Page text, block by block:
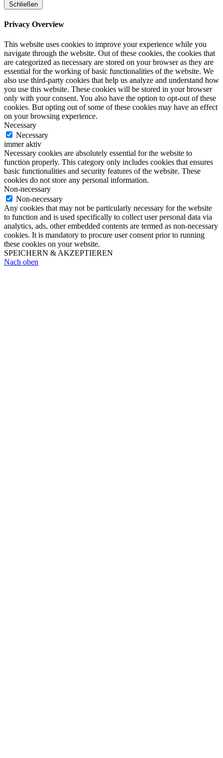
Schließen
Privacy Overview
This website uses cookies to improve your experience while you
navigate through the website. Out of these cookies, the cookies that
are categorized as necessary are stored on your browser as they are
essential for the working of basic functionalities of the website. We
also use third-party cookies that help us analyze and understand how
you use this website. These cookies will be stored in your browser
only with your consent. You also have the option to opt-out of these
cookies. But opting out of some of these cookies may have an effect
on your browsing experience.
Necessary
Necessary
immer aktiv
Necessary cookies are absolutely essential for the website to
function properly. This category only includes cookies that ensures
basic functionalities and security features of the website. These
cookies do not store any personal information.
Non-necessary
Non-necessary
Any cookies that may not be particularly necessary for the website
to function and is used specifically to collect user personal data via
analytics, ads, other embedded contents are termed as non-necessary
cookies. It is mandatory to procure user consent prior to running
these cookies on your website.
SPEICHERN & AKZEPTIEREN
Nach oben